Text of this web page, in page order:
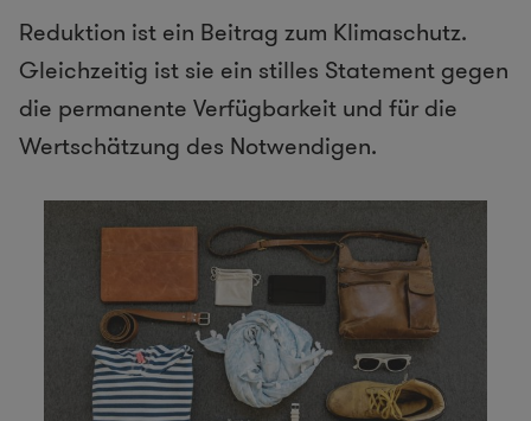
Reduktion ist ein Beitrag zum Klimaschutz.
Gleichzeitig ist sie ein stilles Statement gegen
die permanente Verfügbarkeit und für die
Wertschätzung des Notwendigen.